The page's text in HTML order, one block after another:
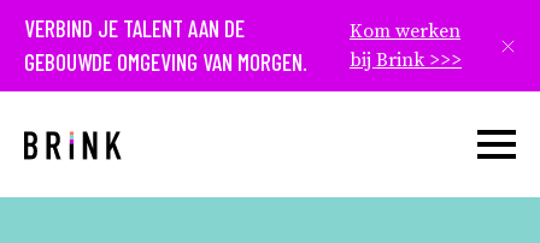
VERBIND JE TALENT AAN DE
GEBOUWDE OMGEVING VAN MORGEN.
Kom werken
bij Brink >>>
Open